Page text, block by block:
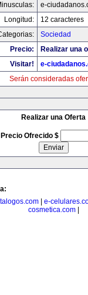
e-
Longitud:
12 caracteres
Sociedad
Precio:
Realizar una
Visitar!
e-
Serán consideradas
Realizar una Oferta
Precio Ofrecido $
e-
cosmetica.com|